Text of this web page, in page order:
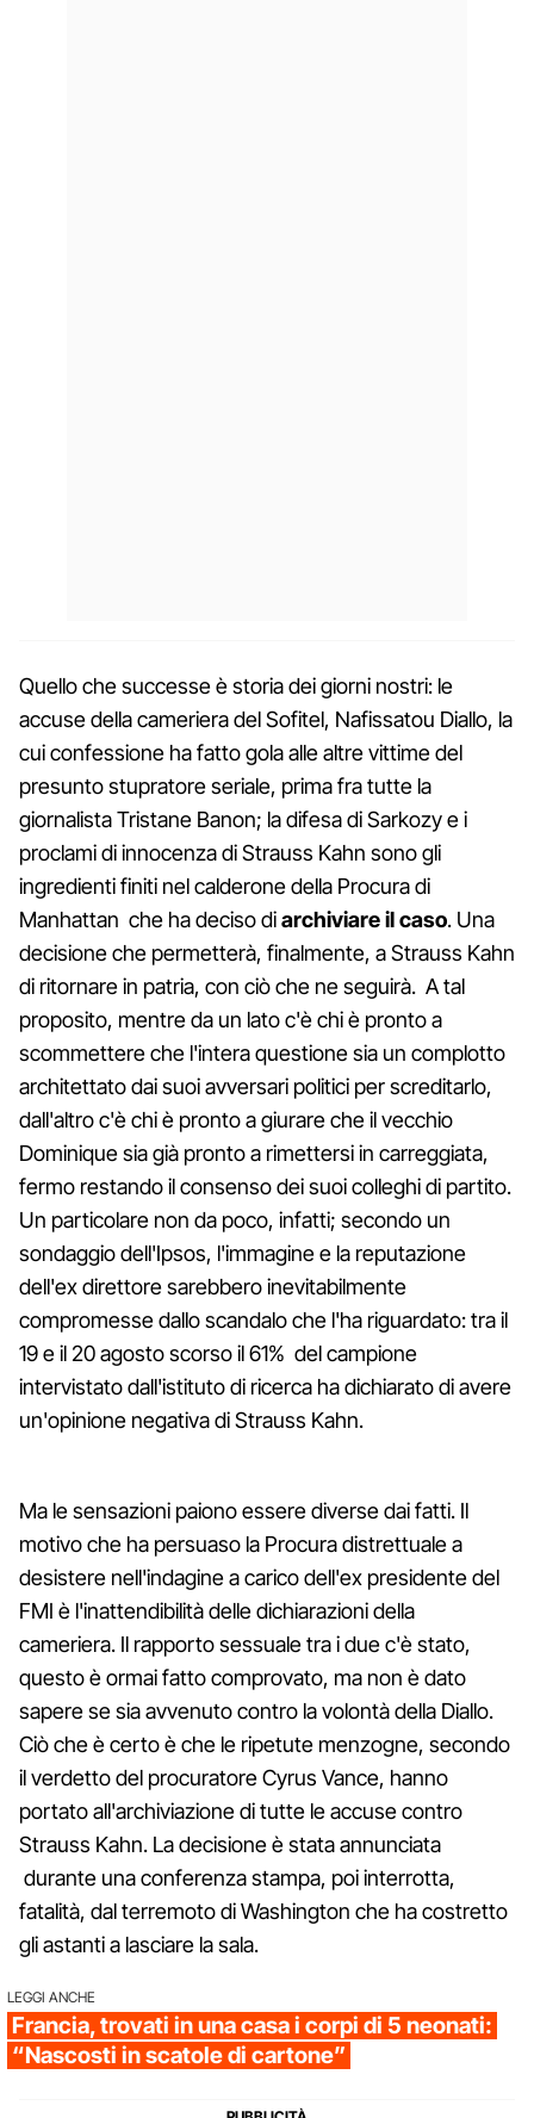
Quello che successe è storia dei giorni nostri: le
accuse della cameriera del Sofitel, Nafissatou Diallo, la
cui confessione ha fatto gola alle altre vittime del
presunto stupratore seriale, prima fra tutte la
giornalista Tristane Banon; la difesa di Sarkozy e i
proclami di innocenza di Strauss Kahn sono gli
ingredienti finiti nel calderone della Procura di
Manhattan che ha deciso diarchiviare il caso. Una
decisione che permetterà, finalmente, a Strauss Kahn
di ritornare in patria, con ciò che ne seguirà. A tal
proposito, mentre da un lato c'è chi è pronto a
scommettere che l'intera questione sia un complotto
architettato dai suoi avversari politici per screditarlo,
dall'altro c'è chi è pronto a giurare che il vecchio
Dominique sia già pronto a rimettersi in carreggiata,
fermo restando il consenso dei suoi colleghi di partito.
Un particolare non da poco, infatti; secondo un
sondaggio dell'Ipsos, l'immagine e la reputazione
dell'ex direttore sarebbero inevitabilmente
compromesse dallo scandalo che l'ha riguardato: tra il
19 e il 20 agosto scorso il 61% del campione
intervistato dall'istituto di ricerca ha dichiarato di avere
un'opinione negativa di Strauss Kahn.
Ma le sensazioni paiono essere diverse dai fatti. Il
motivo che ha persuaso la Procura distrettuale a
desistere nell'indagine a carico dell'ex presidente del
FMI è l'inattendibilità delle dichiarazioni della
cameriera. Il rapporto sessuale tra i due c'è stato,
questo è ormai fatto comprovato, ma non è dato
sapere se sia avvenuto contro la volontà della Diallo.
Ciò che è certo è che le ripetute menzogne, secondo
il verdetto del procuratore Cyrus Vance, hanno
portato all'archiviazione di tutte le accuse contro
Strauss Kahn. La decisione è stata annunciata
durante una conferenza stampa, poi interrotta,
fatalità, dal terremoto di Washington che ha costretto
gli astanti a lasciare la sala.
LEGGI ANCHE
Francia, trovati in una casa i corpi di 5 neonati:
“Nascosti in scatole di cartone”